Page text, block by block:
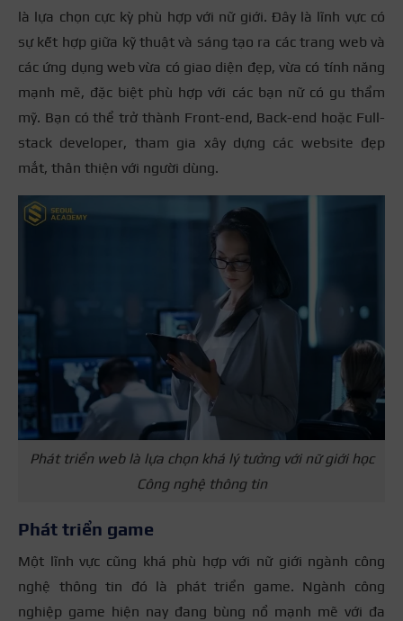
là lựa chọn cực kỳ phù hợp với nữ giới. Đây là lĩnh vực có
sự kết hợp giữa kỹ thuật và sáng tạo ra các trang web và
các ứng dụng web vừa có giao diện đẹp, vừa có tính năng
mạnh mẽ, đặc biệt phù hợp với các bạn nữ có gu thẩm
mỹ. Bạn có thể trở thành Front-end, Back-end hoặc Full-
stack developer, tham gia xây dựng các website đẹp
mắt, thân thiện với người dùng.
Phát triển web là lựa chọn khá lý tưởng với nữ giới học
Công nghệ thông tin
Phát triển game
Một lĩnh vực cũng khá phù hợp với nữ giới ngành công
nghệ thông tin đó là phát triển game. Ngành công
nghiệp game hiện nay đang bùng nổ mạnh mẽ với đa